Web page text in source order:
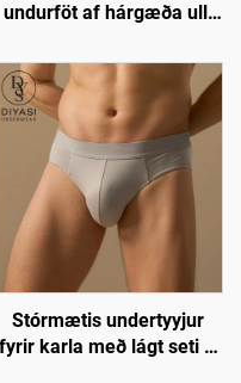
undurföt af hárgæða ull,
lokkar
Stórmætis undertyyjur
fyrir karla með lágt seti –